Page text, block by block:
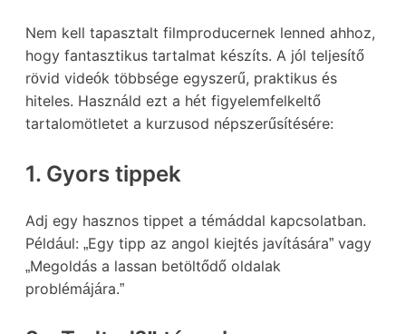
Nem kell tapasztalt filmproducernek lenned ahhoz,
hogy fantasztikus tartalmat készíts. A jól teljesítő
rövid videók többsége egyszerű, praktikus és
hiteles. Használd ezt a hét figyelemfelkeltő
tartalomötletet a kurzusod népszerűsítésére:
1. Gyors tippek
Adj egy hasznos tippet a témáddal kapcsolatban.
Például: „Egy tipp az angol kiejtés javítására” vagy
„Megoldás a lassan betöltődő oldalak
problémájára.”